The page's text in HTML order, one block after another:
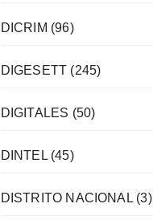
DICRIM (96)
DIGESETT (245)
DIGITALES (50)
DINTEL(45)
DISTRITO NACIONAL(3)